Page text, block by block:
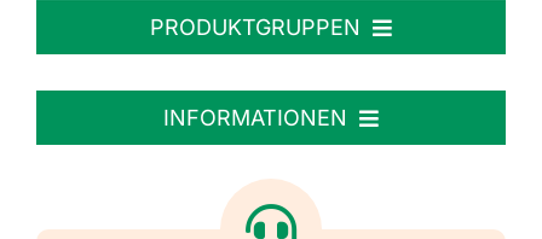
PRODUKTGRUPPEN
Personalisierte Aufkleber
INFORMATIONEN